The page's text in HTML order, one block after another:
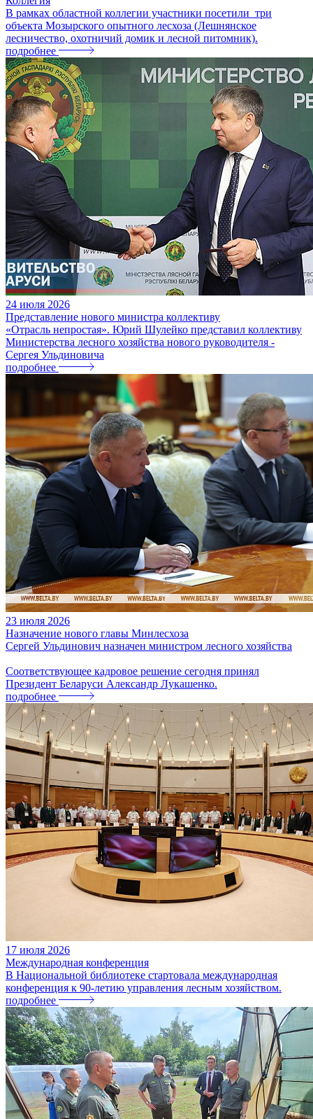
В рамках областной коллегии участники посетили три
объекта Мозырского опытного лесхоза (Лешнянское
лесничество, охотничий домик и лесной питомник).
подробнее
24 июля 2026
Представление нового министра коллективу
«Отрасль непростая». Юрий Шулейко представил коллективу
Министерства лесного хозяйства нового руководителя -
Сергея Ульдиновича
подробнее
23 июля 2026
Назначение нового главы Минлесхоза
Сергей Ульдинович назначен министром лесного хозяйства
Соответствующее кадровое решение сегодня принял
Президент Беларуси Александр Лукашенко.
подробнее
17 июля 2026
Международная конференция
В Национальной библиотеке стартовала международная
конференция к 90-летию управления лесным хозяйством.
подробнее